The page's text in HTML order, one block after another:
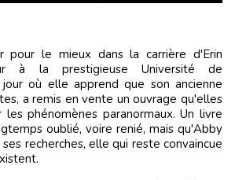
à la prestigieuse Université de
jour où elle apprend que son ancienne
a remis en vente un ouvrage qu'elles
phénomènes paranormaux. Un livre
oublié, voire renié, mais qu'Abby
recherches, elle qui reste convaincue